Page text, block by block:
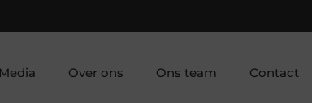
Over ons Ons team Contact